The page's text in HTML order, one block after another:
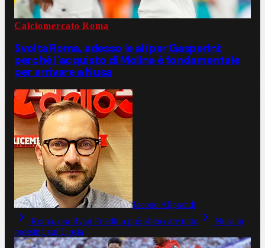
Calciomercato Roma
Svolta Roma, adesso le ali per Gasperini:
perché l'acquisto di Molina è fondamentale
per arrivare a Nusa
Jacopo Aliprandi
Roma, ora Ryan Friedkin può sbloccare tutto
Nusa in
pressing sul Lipsia